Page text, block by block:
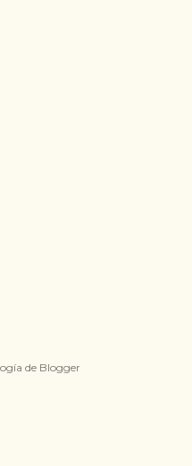
de Blogger